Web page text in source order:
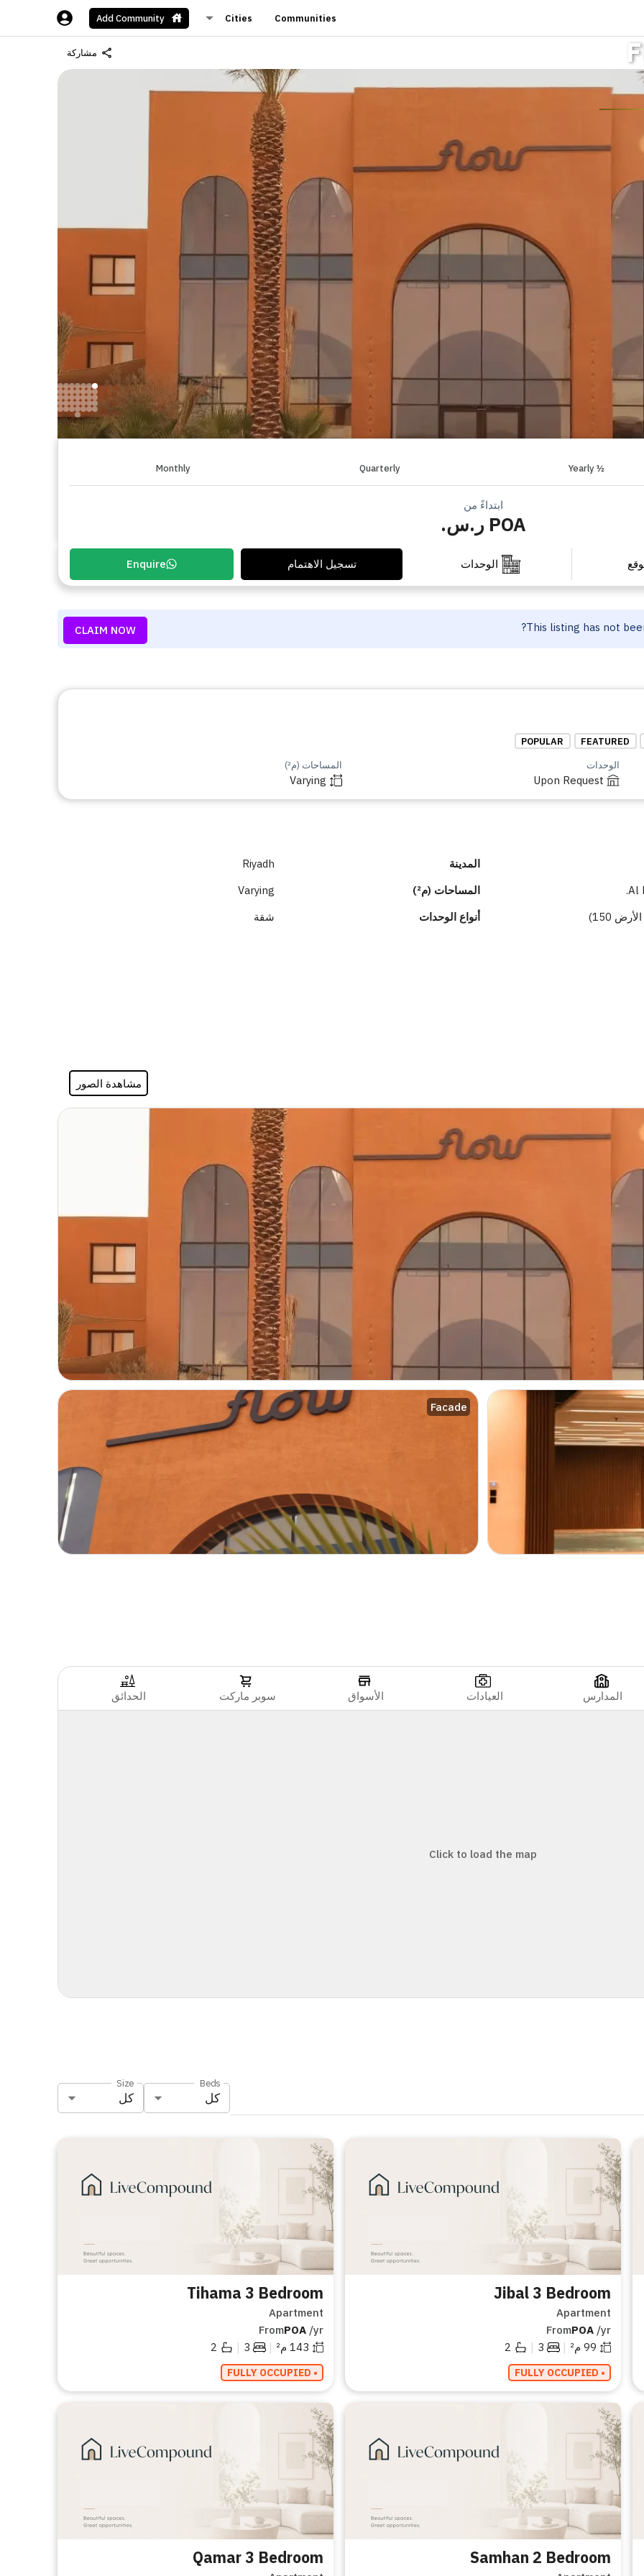
Communities
Cities
Add Community
مشاركة
½ Yearly
Quarterly
Monthly
ابتداءً من
POA ر.س.
الوحدات تسجيل الاهتمام Enquire
This listing has not
CLAIM NOW
FEATURED
POPULAR
الوحدات
Upon Request
المساحات (م²)
Varying
المدينة
Riyadh
Al
المساحات (م²)
Varying
أنواع الوحدات
شقة
مشاهدة الصور
Facade
المدارس العيادات الأسواق سوبر ماركت الحدائق
Click to load the map
Beds
كل
Size
كل
Jibal 3 Bedroom
Apartment
FromPOA /yr
99 م² |
3
|
2
• FULLY OCCUPIED
Tihama 3 Bedroom
Apartment
FromPOA /yr
143 م² |
3
|
2
• FULLY OCCUPIED
Samhan 2 Bedroom
Qamar 3 Bedroom